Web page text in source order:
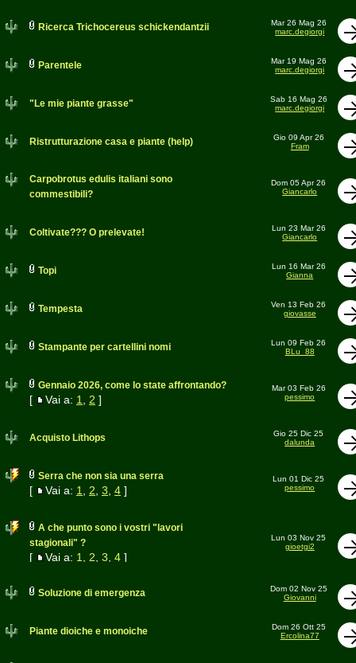
Ricerca Trichocereus schickendantzii
Mar 26 Mag 26
marc.degiorgi
Parentele
Mar 19 Mag 26
marc.degiorgi
"Le mie piante grasse"
Sab 16 Mag 26
marc.degiorgi
Ristrutturazione casa e piante (help)
Gio 09 Apr 26
Fram
Carpobrotus edulis italiani sono
commestibili?
Dom 05 Apr 26
Giancarlo
Coltivate??? O prelevate!
Lun 23 Mar 26
Giancarlo
Topi
Lun 16 Mar 26
Gianna
Tempesta
Ven 13 Feb 26
giovasse
Stampante per cartellini nomi
Lun 09 Feb 26
BLu_88
Gennaio 2026, come lo state affrontando?
[ Vai a: 1 2 ]
Mar 03 Feb 26
pessimo
Acquisto Lithops
Gio 25 Dic 25
dalunda
Serra che non sia una serra
[ Vai a: 1 2 3 4]
Lun 01 Dic 25
pessimo
A che punto sono i vostri "lavori
stagionali" ?
[ Vai a: 1 2 3 4]
Lun 03 Nov 25
gioetgi2
Soluzione di emergenza
Dom 02 Nov 25
Giovanni
Piante dioiche e monoiche
Dom 26 Ott 25
Ercolina77